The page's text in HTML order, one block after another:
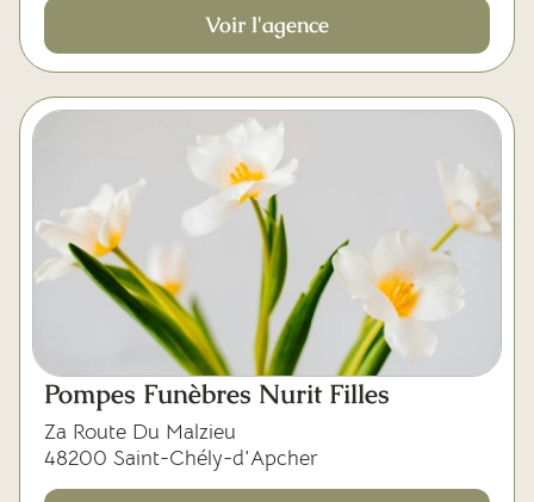
Voir l'agence
Pompes Funèbres Nurit Filles
Za Route Du Malzieu
48200 Saint-Chély-d'Apcher